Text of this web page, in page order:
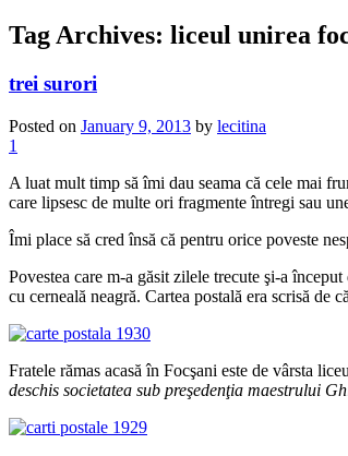
Tag Archives: liceul unirea
trei surori
Posted on January 9, 2013 by lecitina
1
A luat mult timp să îmi dau seama că cele mai
care lipsesc de multe ori fragmente întregi sau
Îmi place să cred însă că pentru orice poveste
Povestea care m-a găsit zilele trecute şi-a
cu cerneală neagră. Cartea postală era scrisă
Fratele rămas acasă în Focşani este de vârsta
deschis societatea sub preşedenţia maestrului